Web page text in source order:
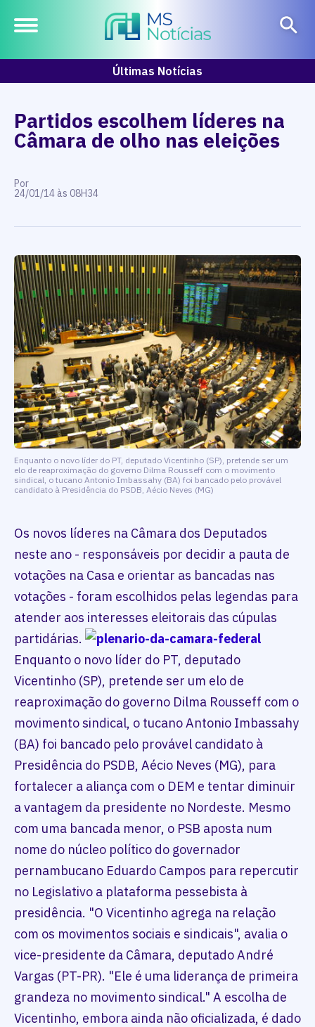
Últimas Notícias
Partidos escolhem líderes na
Câmara de olho nas eleições
Por
24/01/14 às 08H34
Enquanto o novo líder do PT, deputado Vicentinho (SP), pretende ser um
elo de reaproximação do governo Dilma Rousseff com o movimento
sindical, o tucano Antonio Imbassahy (BA) foi bancado pelo provável
candidato à Presidência do PSDB, Aécio Neves (MG)
Os novos líderes na Câmara dos Deputados
neste ano - responsáveis por decidir a pauta de
votações na Casa e orientar as bancadas nas
votações - foram escolhidos pelas legendas para
atender aos interesses eleitorais das cúpulas
partidárias.
Enquanto o novo líder do PT, deputado
Vicentinho (SP), pretende ser um elo de
reaproximação do governo Dilma Rousseff com o
movimento sindical, o tucano Antonio Imbassahy
(BA) foi bancado pelo provável candidato à
Presidência do PSDB, Aécio Neves (MG), para
fortalecer a aliança com o DEM e tentar diminuir
a vantagem da presidente no Nordeste. Mesmo
com uma bancada menor, o PSB aposta num
nome do núcleo político do governador
pernambucano Eduardo Campos para repercutir
no Legislativo a plataforma pessebista à
presidência. "O Vicentinho agrega na relação
com os movimentos sociais e sindicais", avalia o
vice-presidente da Câmara, deputado André
Vargas (PT-PR). "Ele é uma liderança de primeira
grandeza no movimento sindical." A escolha de
Vicentinho, embora ainda não oficializada, é dado